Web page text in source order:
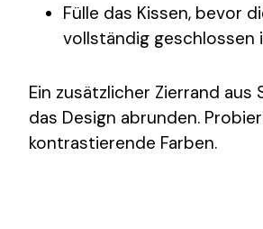
Fülle das Kissen, bevor
vollständig geschlossen
Ein zusätzlicher Zierrand aus
das Design abrunden.
kontrastierende Farben.